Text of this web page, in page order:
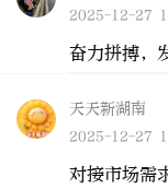
2025-12-27
奋力拼搏，
天天新湖南
2025-12-27
对接市场需